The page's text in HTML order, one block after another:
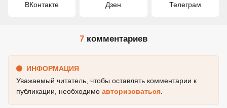
ВКонтакте Дзен Телеграм
7 комментариев
ИНФОРМАЦИЯ
Уважаемый читатель, чтобы оставлять комментарии к
публикации, необходимо авторизоваться.